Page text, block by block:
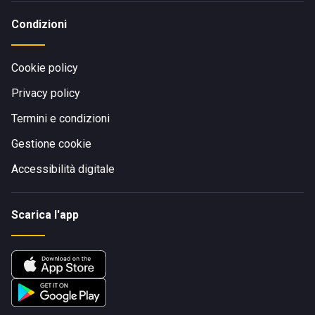
Condizioni
Cookie policy
Privacy policy
Termini e condizioni
Gestione cookie
Accessibilità digitale
Scarica l'app